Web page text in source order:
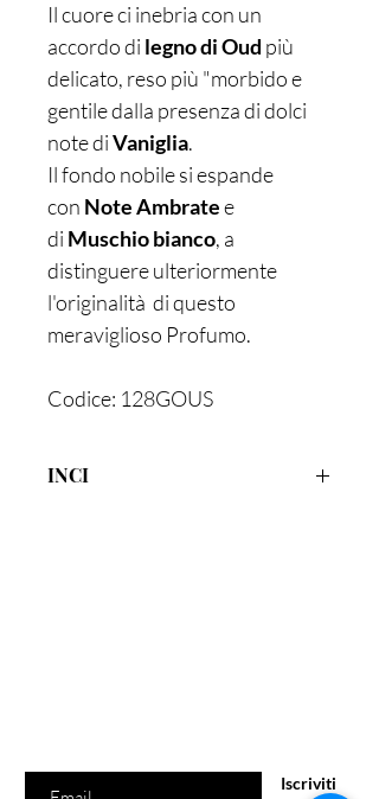
Il cuore ci inebria con un
accordo di legno di Oud più
delicato, reso più "morbido e
gentile dalla presenza di dolci
note diVaniglia.
Il fondo nobile si espande
con Note Ambratee
di Muschio bianco, a
distinguere ulteriormente
l'originalità di questo
meraviglioso Profumo.
Codice: 128GOUS
INCI
Iscriviti